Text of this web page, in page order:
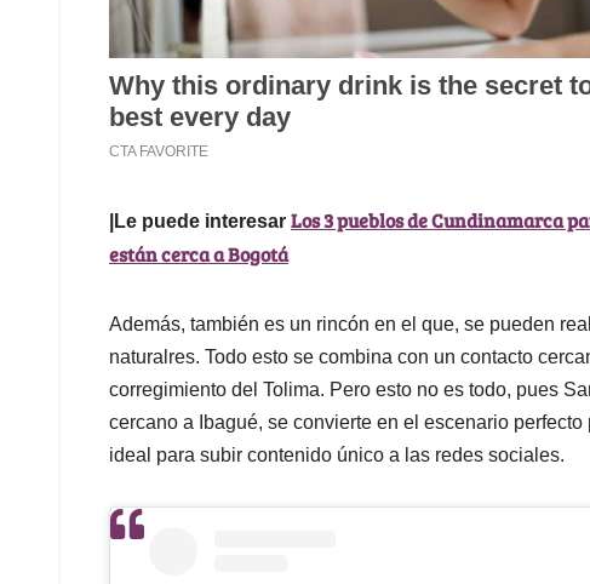
|Le puede interesar Los 3 pueblos de Cundinamarca
están cerca a Bogotá
Además, también es un rincón en el que, se pueden
naturalres. Todo esto se combina con un contacto
corregimiento del Tolima. Pero esto no es todo, pues
cercano a Ibagué, se convierte en el escenario
ideal para subir contenido único a las redes sociales.